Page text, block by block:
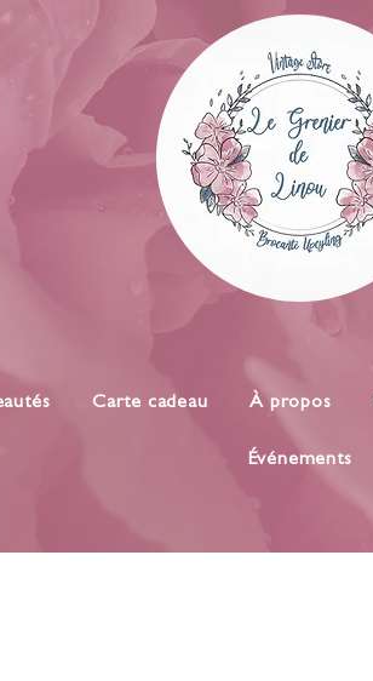
Carte cadeau À propos
Événements